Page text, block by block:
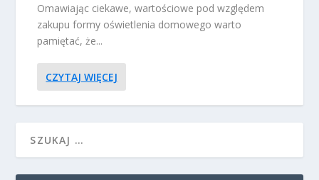
Omawiając ciekawe, wartościowe pod względem
zakupu formy oświetlenia domowego warto
pamiętać, że...
CZYTAJ WIĘCEJ